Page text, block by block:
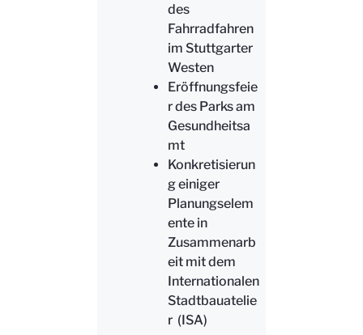
des
Fahrradfahren
im Stuttgarter
Westen
Eröffnungsfeie
r des Parks am
Gesundheitsa
mt
Konkretisierun
g einiger
Planungselem
ente in
Zusammenarb
eit mit dem
Internationalen
Stadtbauatelie
r (ISA)